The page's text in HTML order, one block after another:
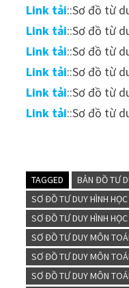
Link tải::Sơ đồ từ
Link tải::Sơ đồ từ
Link tải::Sơ đồ từ
Link tải::Sơ đồ từ
Link tải::Sơ đồ từ
Link tải::Sơ đồ từ
TAGGED BẢN ĐỒ TƯ
SƠ ĐỒ TƯ DUY HÌNH
SƠ ĐỒ TƯ DUY HÌNH
SƠ ĐỒ TƯ DUY MÔN
SƠ ĐỒ TƯ DUY MÔN
SƠ ĐỒ TƯ DUY MÔN